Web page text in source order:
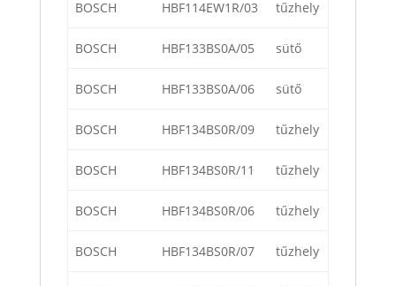
BOSCH HBF114EW1R/03 tűzhely
BOSCH HBF133BS0A/05 sütő
BOSCH HBF133BS0A/06 sütő
BOSCH HBF134BS0R/09 tűzhely
BOSCH HBF134BS0R/11 tűzhely
BOSCH HBF134BS0R/06 tűzhely
BOSCH HBF134BS0R/07 tűzhely